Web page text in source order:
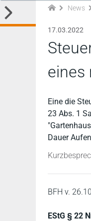
News
17.03.2022
eines
Eine die
23 Abs. 1
Dauer
BFH v.
EStG § 22